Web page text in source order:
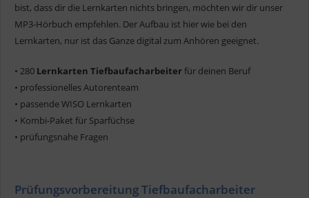
bist, dass dir die Lernkarten nichts bringen, möchten wir dir unser
MP3-Hörbuch empfehlen. Der Aufbau ist hier wie bei den
Lernkarten, nur ist das Ganze digital zum Anhören geeignet.
• 280 Lernkarten Tiefbaufacharbeiterfür deinen Beruf
• professionelles Autorenteam
• passende WISO Lernkarten
• Kombi-Paket für Sparfüchse
• prüfungsnahe Fragen
Prüfungsvorbereitung Tiefbaufacharbeiter